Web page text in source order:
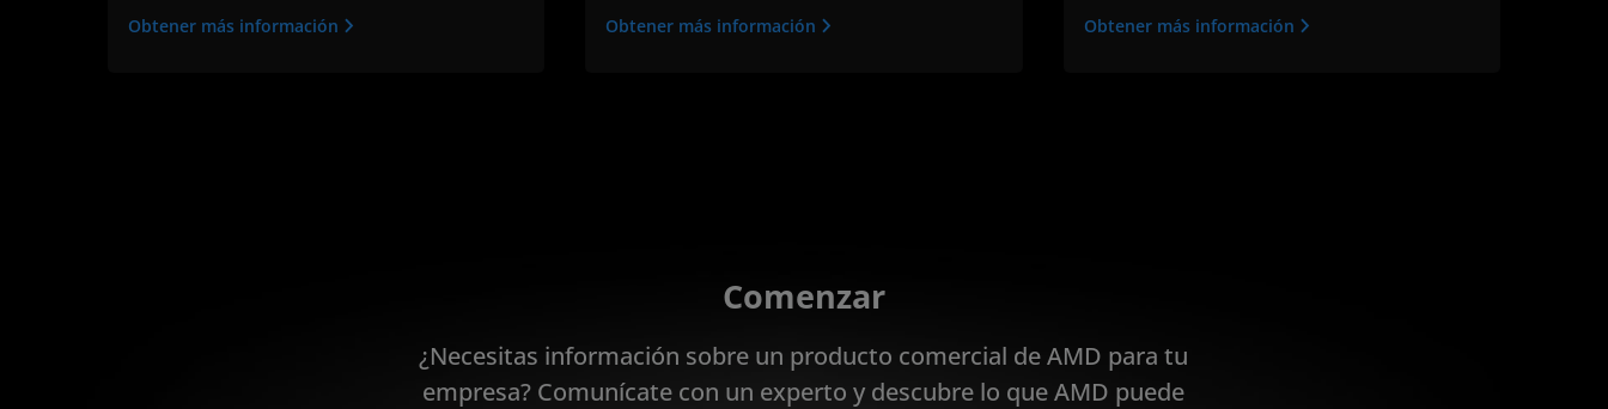
Obtener más información Obtener más información Obtener más información
Comenzar
¿Necesitas información sobre un producto comercial de AMD para tu
empresa? Comunícate con un experto y descubre lo que AMD puede